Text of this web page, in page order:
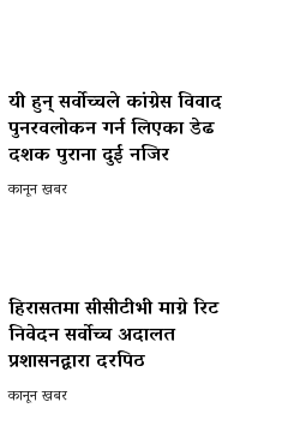
यी हुन् सर्वोच्चले कांग्रेस विवाद
पुनरवलोकन गर्न लिएका डेढ
दशक पुराना दुई नजिर
कानून खबर
हिरासतमा सीसीटीभी माग्ने रिट
निवेदन सर्वोच्च अदालत
प्रशासनद्वारा दरपिठ
कानून खबर